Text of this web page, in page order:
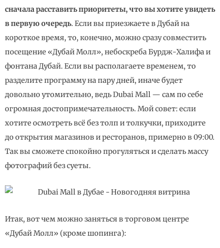
сначала расставить приоритеты, что вы хотите увидеть
в первую очередь. Если вы приезжаете в Дубай на
короткое время, то, конечно, можно сразу совместить
посещение «Дубай Молл», небоскреба Бурдж-Халифа и
фонтана Дубай. Если вы располагаете временем, то
разделите программу на пару дней, иначе будет
довольно утомительно, ведь Dubai Mall — сам по себе
огромная достопримечательность. Мой совет: если
хотите осмотреть всё без толп и толкучки, приходите
до открытия магазинов и ресторанов, примерно в 09:00.
Так вы сможете спокойно прогуляться и сделать массу
фотографий без суеты.
Итак, вот чем можно заняться в торговом центре
«Дубай Молл» (кроме шопинга):